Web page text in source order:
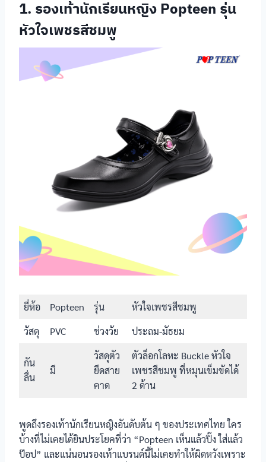
รองเท้า
นักเรียนหญิง
รองเท้า
นักเรียนหญิง
BATA DISNEY
1. รองเท้านักเรียนหญิง Popteen รุ่น
หัวใจเพชรสีชมพู
ยี่ห้อ Popteen รุ่น
หัวใจเพชรสีชมพู
วัสดุ
PVC ช่วงวัย ประถม-มัธยม
กัน
ลื่น
มี
วัสดุตัว
ยึดสาย
คาด
ตัวล็อกโลหะ Buckle หัวใจ
เพชรสีชมพู ที่หมุนเข็มขัดได้
2 ด้าน
พูดถึงรองเท้านักเรียนหญิงอันดับต้น ๆ ของประเทศไทย ใคร
บ้างที่ไม่เคยได้ยินประโยคที่ว่า “Popteen เห็นแล้วปิ๊ง ใส่แล้ว
ป๊อป” และแน่นอนรองเท้าแบรนด์นี้ไม่เคยทำให้ผิดหวังเพราะ